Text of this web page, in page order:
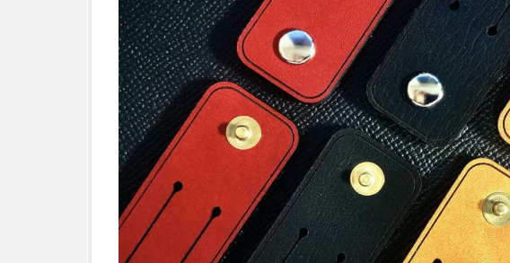
イリ
ッシ
ュな
ケー
ブル
バン
ド
『め
んぼ
う
ず』